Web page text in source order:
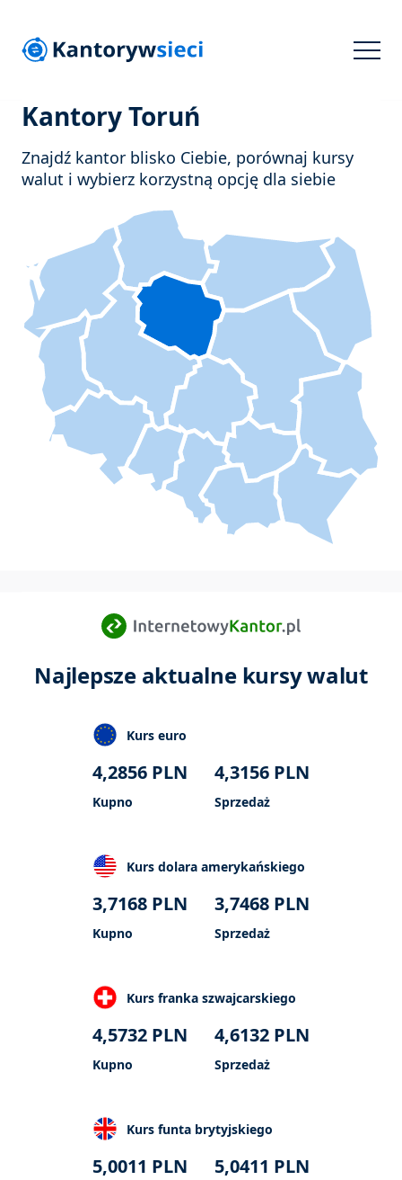
Kantory Toruń
Znajdź kantor blisko Ciebie, porównaj kursy
walut i wybierz korzystną opcję dla siebie
Najlepsze aktualne kursy walut
Kurs euro
4,2856 PLN
Kupno
4,3156 PLN
Sprzedaż
Kurs dolara amerykańskiego
3,7168 PLN
Kupno
3,7468 PLN
Sprzedaż
Kurs franka szwajcarskiego
4,5732 PLN
Kupno
4,6132 PLN
Sprzedaż
Kurs funta brytyjskiego
5,0011 PLN 5,0411 PLN